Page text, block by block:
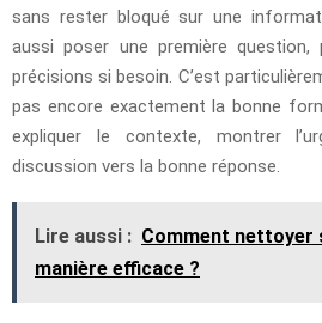
sans rester bloqué sur une
aussi poser une première question,
précisions si besoin. C’est
pas encore exactement la bonne
expliquer le contexte, montrer
discussion vers la bonne réponse.
Lire aussi : Comment nettoyer
manière efficace ?